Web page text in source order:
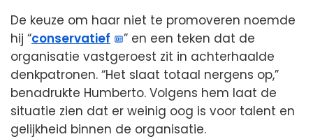
De keuze om haar niet te promoveren noemde
hij “conservatief
” en een teken dat de
organisatie vastgeroest zit in achterhaalde
denkpatronen. “Het slaat totaal nergens op,”
benadrukte Humberto. Volgens hem laat de
situatie zien dat er weinig oog is voor talent en
gelijkheid binnen de organisatie.